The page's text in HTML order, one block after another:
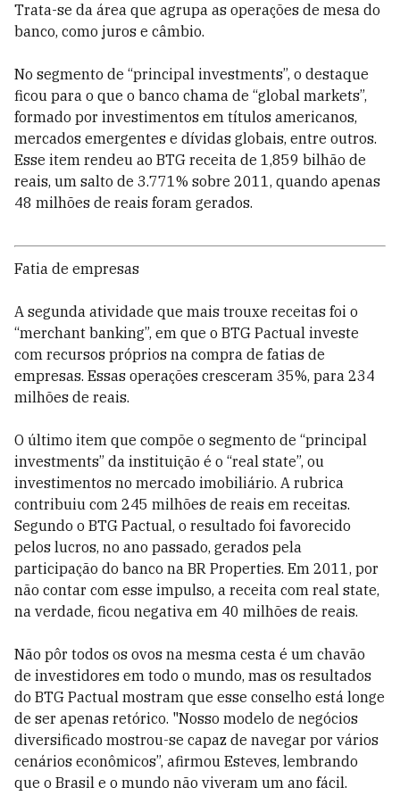
Trata-se da área que agrupa as operações de mesa do
banco, como juros e câmbio.
No segmento de “principal investments”, o destaque
ficou para o que o banco chama de “global markets”,
formado por investimentos em títulos americanos,
mercados emergentes e dívidas globais, entre outros.
Esse item rendeu ao BTG receita de 1,859 bilhão de
reais, um salto de 3.771% sobre 2011, quando apenas
48 milhões de reais foram gerados.
Fatia de empresas
A segunda atividade que mais trouxe receitas foi o
“merchant banking”, em que o BTG Pactual investe
com recursos próprios na compra de fatias de
empresas. Essas operações cresceram 35%, para 234
milhões de reais.
O último item que compõe o segmento de “principal
investments” da instituição é o “real state”, ou
investimentos no mercado imobiliário. A rubrica
contribuiu com 245 milhões de reais em receitas.
Segundo o BTG Pactual, o resultado foi favorecido
pelos lucros, no ano passado, gerados pela
participação do banco na BR Properties. Em 2011, por
não contar com esse impulso, a receita com real state,
na verdade, ficou negativa em 40 milhões de reais.
Não pôr todos os ovos na mesma cesta é um chavão
de investidores em todo o mundo, mas os resultados
do BTG Pactual mostram que esse conselho está longe
de ser apenas retórico. "Nosso modelo de negócios
diversificado mostrou-se capaz de navegar por vários
cenários econômicos”, afirmou Esteves, lembrando
que o Brasil e o mundo não viveram um ano fácil.